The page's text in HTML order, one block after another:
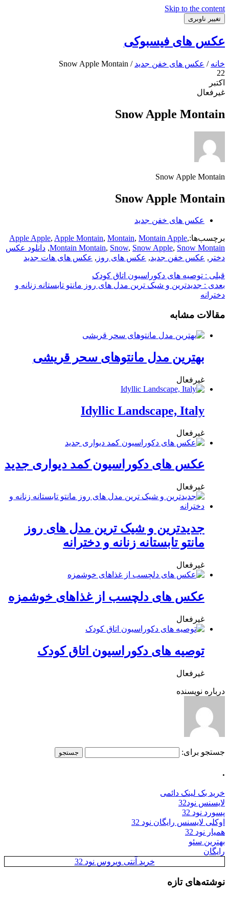
Skip to the content
تغییر ناوبری
عکس های فیسبوکی
خانه / عکس های خفن جدید / Snow Apple Montain
22
اکتبر
غیرفعال
Snow Apple Montain
Snow Apple Montain
Snow Apple Montain
عکس های خفن جدید
برچسب‌ها: Apple Apple, Apple Montain, Montain, Montain Apple,
Montain Montain, Snow, Snow Apple, Snow Montain
, دانلود عکس
دختر , عکس خفن جدید, عکس های روز , عکس های هات جدید
قبلی : توصیه های دکوراسیون اتاق کودک
بعدی : جدیدترین و شیک ترین مدل های روز مانتو تابستانه زنانه و
دخترانه
مقالات مشابه
بهترین مدل مانتوهای سحر قریشی
غیرفعال
Idyllic Landscape, Italy
غیرفعال
عکس های دکوراسیون کمد دیواری جدید
غیرفعال
جدیدترین و شیک ترین مدل های روز
مانتو تابستانه زنانه و دخترانه
غیرفعال
عکس های دلچسب از غذاهای خوشمزه
غیرفعال
توصیه های دکوراسیون اتاق کودک
غیرفعال
درباره نویسنده
جستجو برای:
.
خرید بک لینک دائمی
لایسنس نود32
پسورد نود 32
اوکلی لایسنس رایگان نود 32
همیار نود 32
بهترین سئو
رایگان
خرید آنتی ویروس نود 32
نوشته‌های تازه